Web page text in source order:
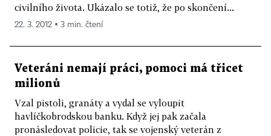
civilního života. Ukázalo se totiž, že po skončení...
22. 3. 2012 ▪ 3 min. čtení
Veteráni nemají práci, pomoci má třicet
milionů
Vzal pistoli, granáty a vydal se vyloupit
havlíčkobrodskou banku. Když jej pak začala
pronásledovat policie, tak se vojenský veterán z